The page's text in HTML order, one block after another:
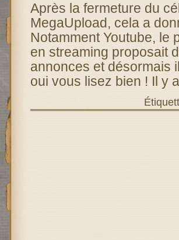
Après la fermeture du
MegaUpload, cela a
Notamment Youtube, le
en streaming proposait
annonces et désormais
oui vous lisez bien ! Il y